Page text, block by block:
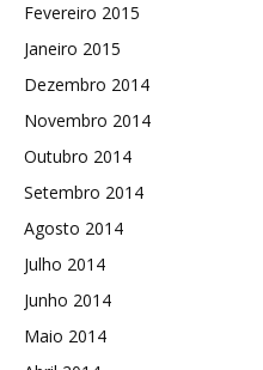
Fevereiro 2015
Janeiro 2015
Dezembro 2014
Novembro 2014
Outubro 2014
Setembro 2014
Agosto 2014
Julho 2014
Junho 2014
Maio 2014